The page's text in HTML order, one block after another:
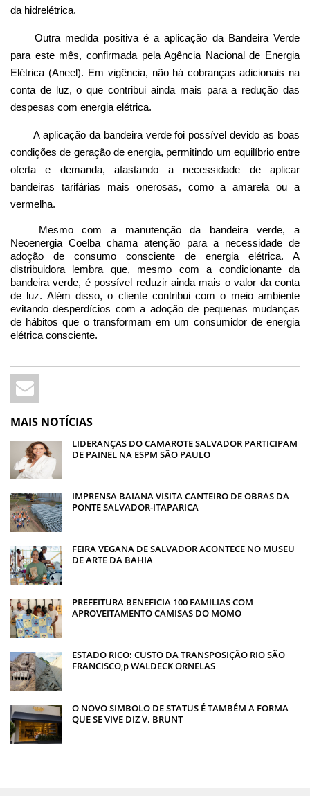
da hidrelétrica.
Outra medida positiva é a aplicação da Bandeira Verde
para este mês, confirmada pela Agência Nacional de Energia
Elétrica (Aneel). Em vigência, não há cobranças adicionais na
conta de luz, o que contribui ainda mais para a redução das
despesas com energia elétrica.
A aplicação da bandeira verde foi possível devido as boas
condições de geração de energia, permitindo um equilíbrio entre
oferta e demanda, afastando a necessidade de aplicar
bandeiras tarifárias mais onerosas, como a amarela ou a
vermelha.
Mesmo com a manutenção da bandeira verde, a
Neoenergia Coelba chama atenção para a necessidade de
adoção de consumo consciente de energia elétrica. A
distribuidora lembra que, mesmo com a condicionante da
bandeira verde, é possível reduzir ainda mais o valor da conta
de luz. Além disso, o cliente contribui com o meio ambiente
evitando desperdícios com a adoção de pequenas mudanças
de hábitos que o transformam em um consumidor de energia
elétrica consciente.
MAIS NOTÍCIAS
LIDERANÇAS DO CAMAROTE SALVADOR PARTICIPAM
DE PAINEL NA ESPM SÃO PAULO
IMPRENSA BAIANA VISITA CANTEIRO DE OBRAS DA
PONTE SALVADOR-ITAPARICA
FEIRA VEGANA DE SALVADOR ACONTECE NO MUSEU
DE ARTE DA BAHIA
PREFEITURA BENEFICIA 100 FAMILIAS COM
APROVEITAMENTO CAMISAS DO MOMO
ESTADO RICO: CUSTO DA TRANSPOSIÇÃO RIO SÃO
FRANCISCO,p WALDECK ORNELAS
O NOVO SIMBOLO DE STATUS É TAMBÉM A FORMA
QUE SE VIVE DIZ V. BRUNT